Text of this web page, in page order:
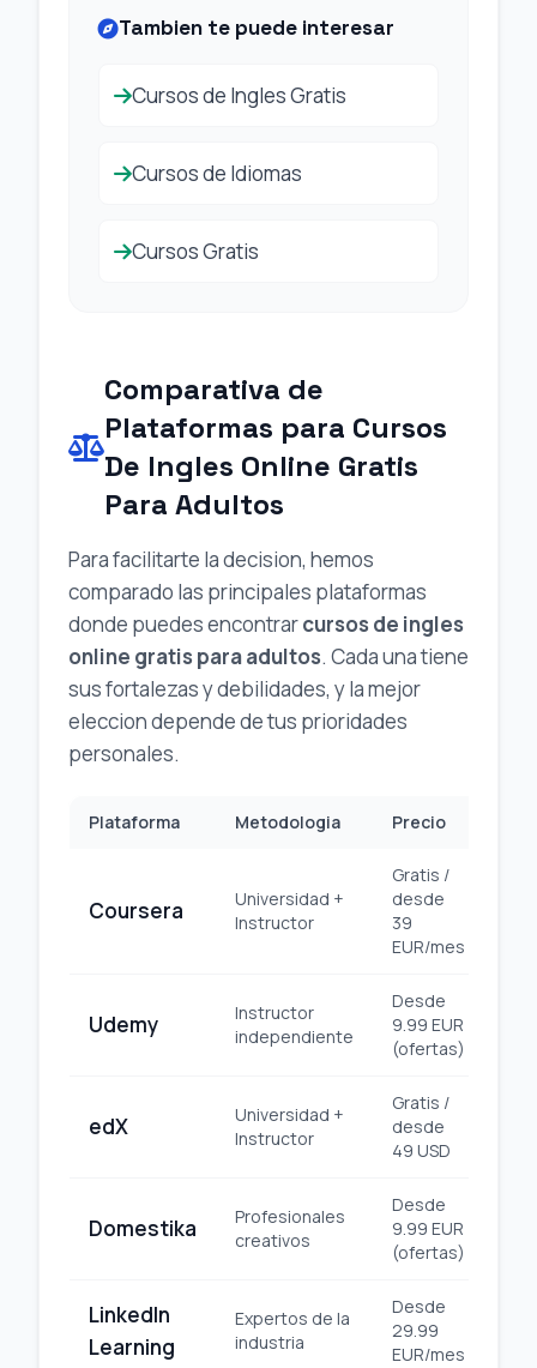
Tambien te puede interesar
Cursos de Ingles Gratis
Cursos de Idiomas
Cursos Gratis
Comparativa de
Plataformas para Cursos
De Ingles Online Gratis
Para Adultos
Para facilitarte la decision, hemos
comparado las principales plataformas
donde puedes encontrarcursos de ingles
online gratis para adultos. Cada una tiene
sus fortalezas y debilidades, y la mejor
eleccion depende de tus prioridades
personales.
Plataforma Metodologia Precio
Coursera
Universidad +
Instructor
Gratis /
desde
39
EUR/mes
Udemy
Instructor
independiente
Desde
9.99 EUR
(ofertas)
edX
Universidad +
Instructor
Gratis /
desde
49 USD
Domestika
Profesionales
creativos
Desde
9.99 EUR
(ofertas)
LinkedIn
Learning
Expertos de la
industria
Desde
29.99
EUR/mes